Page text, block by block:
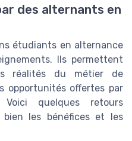
des alternants en
étudiants en alternance
Ils permettent
réalités du métier de
opportunités offertes par
quelques retours
les bénéfices et les